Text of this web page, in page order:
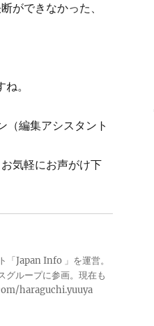
ができなかった、
。
（編集アシスタント
気軽にお声がけ下
「Japan Info 」を運営。
グループに参画。現在も
haraguchi.yuuya